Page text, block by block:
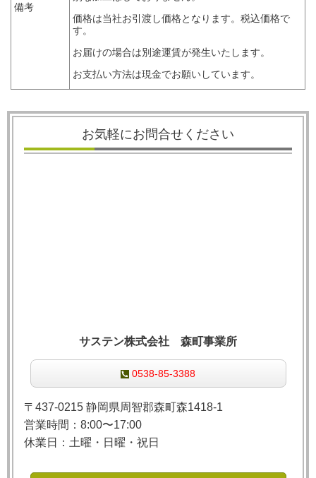
備考
価格は当社お引渡し価格となります。税込価格で
す。
お届けの場合は別途運賃が発生いたします。
お支払い方法は現金でお願いしています。
お気軽にお問合せください
サステン株式会社 森町事業所
0538-85-3388
〒437-0215 静岡県周智郡森町森1418-1
営業時間：8:00〜17:00
休業日：土曜・日曜・祝日